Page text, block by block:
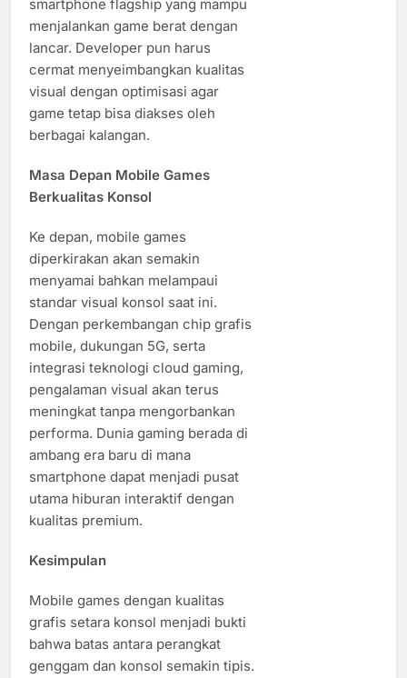
smartphone flagship yang mampu
menjalankan game berat dengan
lancar. Developer pun harus
cermat menyeimbangkan kualitas
visual dengan optimisasi agar
game tetap bisa diakses oleh
berbagai kalangan.
Masa Depan Mobile Games
Berkualitas Konsol
Ke depan, mobile games
diperkirakan akan semakin
menyamai bahkan melampaui
standar visual konsol saat ini.
Dengan perkembangan chip grafis
mobile, dukungan 5G, serta
integrasi teknologi cloud gaming,
pengalaman visual akan terus
meningkat tanpa mengorbankan
performa. Dunia gaming berada di
ambang era baru di mana
smartphone dapat menjadi pusat
utama hiburan interaktif dengan
kualitas premium.
Kesimpulan
Mobile games dengan kualitas
grafis setara konsol menjadi bukti
bahwa batas antara perangkat
genggam dan konsol semakin tipis.